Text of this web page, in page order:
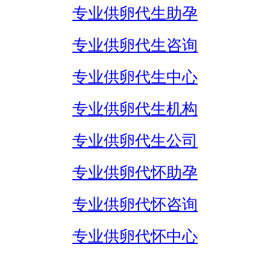
专业供卵代生助孕
专业供卵代生咨询
专业供卵代生中心
专业供卵代生机构
专业供卵代生公司
专业供卵代怀助孕
专业供卵代怀咨询
专业供卵代怀中心